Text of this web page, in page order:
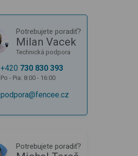
Potrebujete poradiť?
Milan Vacek
Technická podpora
+420 730 830 393
Po - Pia: 8:00 - 16:00
podpora@fencee.cz
Potrebujete poradiť?